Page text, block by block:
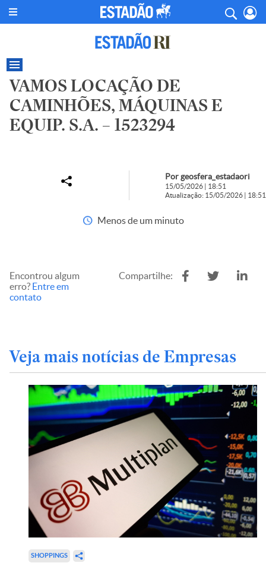
VAMOS LOCAÇÃO DE
CAMINHÕES, MÁQUINAS E
EQUIP. S.A. – 1523294
Por geosfera_estadaori
15/05/2026 | 18:51
Atualização: 15/05/2026 | 18:51
Menos de um minuto
Encontrou algum
erro? Entre em
contato
Compartilhe:
Veja mais notícias de Empresas
SHOPPINGS